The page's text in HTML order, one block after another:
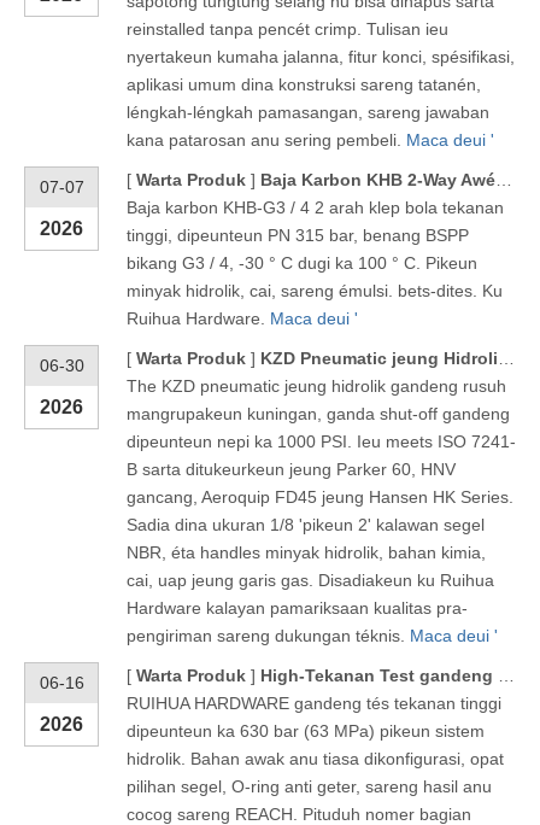
reinstalled tanpa pencét crimp. Tulisan ieu
nyertakeun kumaha jalanna, fitur konci, spésifikasi,
aplikasi umum dina konstruksi sareng tatanén,
léngkah-léngkah pamasangan, sareng jawaban
kana patarosan anu sering pembeli. Maca deui '
07-07
2026
[ Warta Produk ] Baja Karbon KHB 2-Way Awéwé Thread High-Pressure Ball Valve - KHB-G3/4
Baja karbon KHB-G3 / 4 2 arah klep bola tekanan
tinggi, dipeunteun PN 315 bar, benang BSPP
bikang G3 / 4, -30 ° C dugi ka 100 ° C. Pikeun
minyak hidrolik, cai, sareng émulsi. bets-dites. Ku
Ruihua Hardware. Maca deui '
06-30
2026
[ Warta Produk ] KZD Pneumatic jeung Hidrolik Gancang Gancang
The KZD pneumatic jeung hidrolik gandeng rusuh
mangrupakeun kuningan, ganda shut-off gandeng
dipeunteun nepi ka 1000 PSI. Ieu meets ISO 7241-
B sarta ditukeurkeun jeung Parker 60, HNV
gancang, Aeroquip FD45 jeung Hansen HK Series.
Sadia dina ukuran 1/8 'pikeun 2' kalawan segel
NBR, éta handles minyak hidrolik, bahan kimia,
cai, uap jeung garis gas. Disadiakeun ku Ruihua
Hardware kalayan pamariksaan kualitas pra-
pengiriman sareng dukungan téknis. Maca deui '
06-16
2026
[ Warta Produk ] High-Tekanan Test gandeng 630 Bar pikeun Systems hidrolik
RUIHUA HARDWARE gandeng tés tekanan tinggi
dipeunteun ka 630 bar (63 MPa) pikeun sistem
hidrolik. Bahan awak anu tiasa dikonfigurasi, opat
pilihan segel, O-ring anti geter, sareng hasil anu
cocog sareng REACH. Pituduh nomer bagian